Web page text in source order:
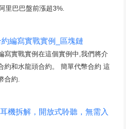
里巴巴盤前漲超3%.
編寫實戰實例_區塊鏈
寫實戰實例在這個實例中,我們將介
約和水龍頭合約。 簡單代幣合約 這
合約.
機拆解，開放式聆聽，無需入